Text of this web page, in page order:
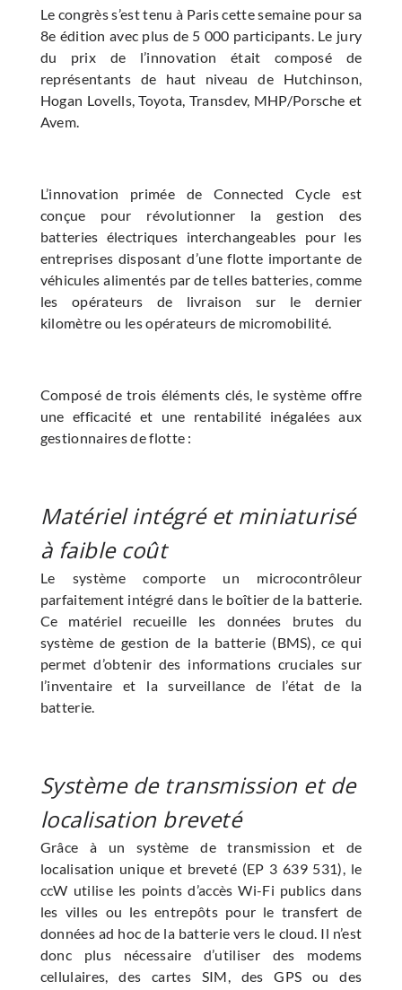
Le congrès s’est tenu à Paris cette semaine pour sa
8e édition avec plus de 5 000 participants. Le jury
du prix de l’innovation était composé de
représentants de haut niveau de Hutchinson,
Hogan Lovells, Toyota, Transdev, MHP/Porsche et
Avem.
L’innovation primée de Connected Cycle est
conçue pour révolutionner la gestion des
batteries électriques interchangeables pour les
entreprises disposant d’une flotte importante de
véhicules alimentés par de telles batteries, comme
les opérateurs de livraison sur le dernier
kilomètre ou les opérateurs de micromobilité.
Composé de trois éléments clés, le système offre
une efficacité et une rentabilité inégalées aux
gestionnaires de flotte :
Matériel intégré et miniaturisé
à faible coût
Le système comporte un microcontrôleur
parfaitement intégré dans le boîtier de la batterie.
Ce matériel recueille les données brutes du
système de gestion de la batterie (BMS), ce qui
permet d’obtenir des informations cruciales sur
l’inventaire et la surveillance de l’état de la
batterie.
Système de transmission et de
localisation breveté
Grâce à un système de transmission et de
localisation unique et breveté (EP 3 639 531), le
ccW utilise les points d’accès Wi-Fi publics dans
les villes ou les entrepôts pour le transfert de
données ad hoc de la batterie vers le cloud. Il n’est
donc plus nécessaire d’utiliser des modems
cellulaires, des cartes SIM, des GPS ou des